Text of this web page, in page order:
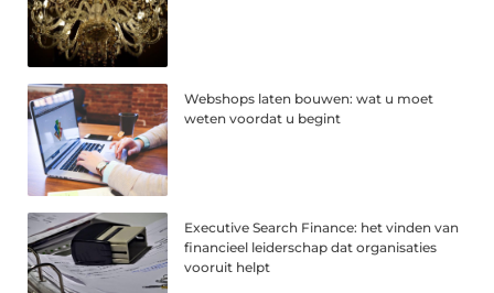
Webshops laten bouwen: wat u moet
weten voordat u begint
Executive Search Finance: het vinden van
financieel leiderschap dat organisaties
vooruit helpt